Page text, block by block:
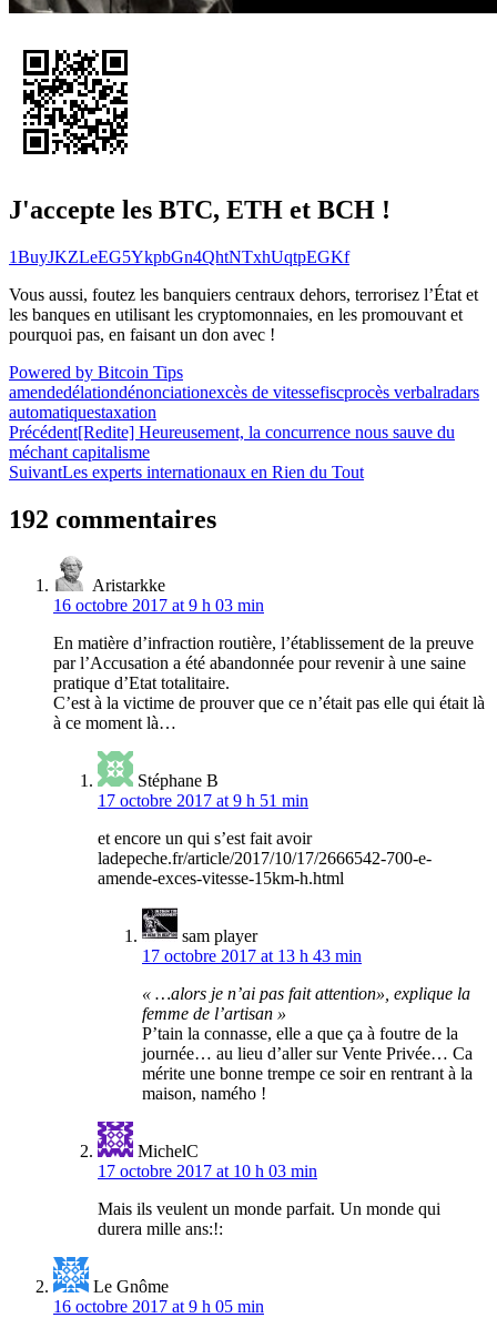
J'accepte les BTC, ETH et BCH !
1BuyJKZLeEG5YkpbGn4QhtNTxhUqtpEGKf
Vous aussi, foutez les banquiers centraux dehors, terrorisez l’État et
les banques en utilisant les cryptomonnaies, en les promouvant et
pourquoi pas, en faisant un don avec !
Powered by Bitcoin Tips
amendedélationdénonciationexcès de vitessefiscprocès verbalradars
automatiquestaxation
Navigation
de
Précédent[Redite] Heureusement, la concurrence nous sauve du
méchant capitalisme
SuivantLes experts internationaux en Rien du Tout
192 commentaires
Aristarkke
16 octobre 2017 at 9 h 03 min
En matière d’infraction routière, l’établissement de la preuve
par l’Accusation a été abandonnée pour revenir à une saine
pratique d’Etat totalitaire.
C’est à la victime de prouver que ce n’était pas elle qui était là
à ce moment là…
Stéphane B
17 octobre 2017 at 9 h 51 min
et encore un qui s’est fait avoir
ladepeche.fr/article/2017/10/17/2666542-700-e-
amende-exces-vitesse-15km-h.html
sam player
17 octobre 2017 at 13 h 43 min
« …alors je n’ai pas fait attention», explique la
femme de l’artisan »
P’tain la connasse, elle a que ça à foutre de la
journée… au lieu d’aller sur Vente Privée… Ca
mérite une bonne trempe ce soir en rentrant à la
maison, namého !
MichelC
17 octobre 2017 at 10 h 03 min
Mais ils veulent un monde parfait. Un monde qui
durera mille ans:!:
Le Gnôme
16 octobre 2017 at 9 h 05 min